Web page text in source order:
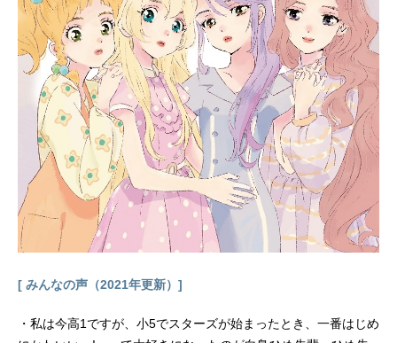
野姫子：久保ユリカ水沢まつり：井
澤詩織丸田加代：葉山いくみスタッ
フ原作：サブロウタ（コミック百合
姫／一迅社刊）監督：高橋丈夫シリ
ーズ構成：ハヤシナオキキャラクタ
ーデザイン・総作画監督：伊集院い
づろ音楽制作：ランティスプロデュ
ース：インフィニットアニメーショ
ン制作：パッショーネ主題歌OP：
「アザレア」nano.RIPEED：「Dear
Teardrop」MiaREGINA公開開始年＆
季節2018冬アニメ(C)サブロウタ・一
迅社/citrus製作委員会TVアニメ『citr
r 「citrus」のグッズを探す動画配信
ービスのプロモーションが含まれて
[ みんなの声（2021年更新）]
・私は今高1ですが、小5でスターズが始まったとき、一番はじめ